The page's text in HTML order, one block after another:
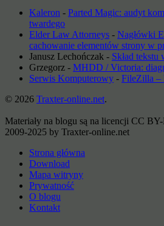
Kaleron - Parted Magic: audyt
twardego
Elder Law Attorneys - Nagłówki
cachowanie elementów strony w
Janusz Lechończak - Skład
Grzegorz - MHDD / Victoria:
Serwis Komputerowy - FileZilla –
© 2026 Traxter-online.net.
Materiały na blogu są na licencji CC
2009-2025 by Traxter-online.net
Strona główna
Download
Mapa witryny
Prywatność
O blogu
Kontakt